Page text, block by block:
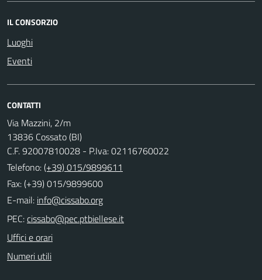
IL CONSORZIO
Luoghi
Eventi
CONTATTI
Via Mazzini, 2/m
13836 Cossato (BI)
C.F. 92007810028 - P.Iva: 02116760022
Telefono:(+39) 015/9899611
Fax: (+39) 015/9899600
E-mail:
PEC:
Uffici e orari
Numeri utili